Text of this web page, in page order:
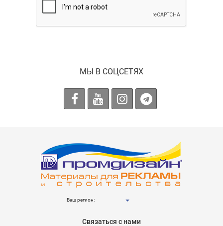
МЫ В СОЦСЕТЯХ
Ваш регион:
Связаться с нами